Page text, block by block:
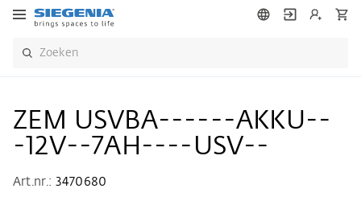
ZEM USVBA------AKKU--
-12V--7AH----USV--
Art.nr.: 3470680